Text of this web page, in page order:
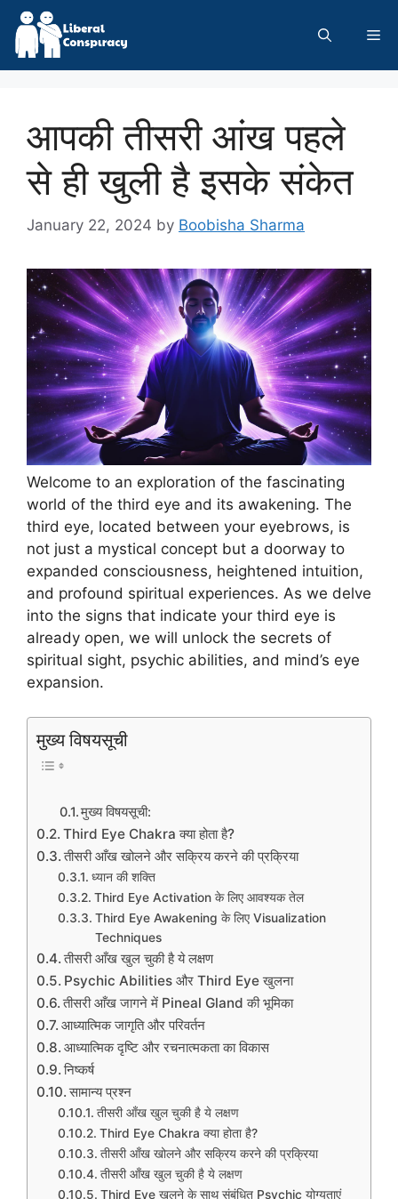
Skip
content
आपकी तीसरी आंख पहले
से ही खुली है इसके संकेत
January 22, 2024 by Boobisha Sharma
Welcome to an exploration of the fascinating
world of the third eye and its awakening. The
third eye, located between your eyebrows, is
not just a mystical concept but a doorway to
expanded consciousness, heightened intuition,
and profound spiritual experiences. As we delve
into the signs that indicate your third eye is
already open, we will unlock the secrets of
spiritual sight, psychic abilities, and mind’s eye
expansion.
मुख्य विषयसूची
मुख्य विषयसूची:
Third Eye Chakra क्या होता है?
तीसरी आँख खोलने और सक्रिय करने की प्रक्रिया
ध्यान की शक्ति
Third Eye Activation के लिए आवश्यक तेल
Third Eye Awakening के लिए Visualization
Techniques
तीसरी आँख खुल चुकी है ये लक्षण
Psychic Abilities और Third Eye खुलना
तीसरी आँख जागने में Pineal Gland की भूमिका
आध्यात्मिक जागृति और परिवर्तन
आध्यात्मिक दृष्टि और रचनात्मकता का विकास
निष्कर्ष
सामान्य प्रश्न
तीसरी आँख खुल चुकी है ये लक्षण
Third Eye Chakra क्या होता है?
तीसरी आँख खोलने और सक्रिय करने की प्रक्रिया
तीसरी आँख खुल चुकी है ये लक्षण
Third Eye खुलने के साथ संबंधित Psychic योग्यताएं